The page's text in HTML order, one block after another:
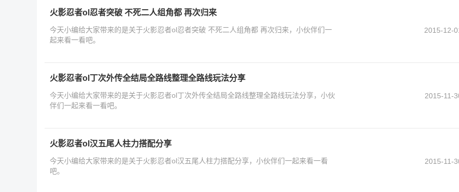
火影忍者ol忍者突破 不死二人组角都 再次归来
今天小编给大家带来的是关于火影忍者ol忍者突破 不死二人组角都 再次归来，小伙伴们一
起来看一看吧。
2015-12-
火影忍者ol丁次外传全结局全路线整理全路线玩法分享
今天小编给大家带来的是关于火影忍者ol丁次外传全结局全路线整理全路线玩法分享，小伙
伴们一起来看一看吧。
2015-11-
火影忍者ol汉五尾人柱力搭配分享
今天小编给大家带来的是关于火影忍者ol汉五尾人柱力搭配分享，小伙伴们一起来看一看
吧。
2015-11-